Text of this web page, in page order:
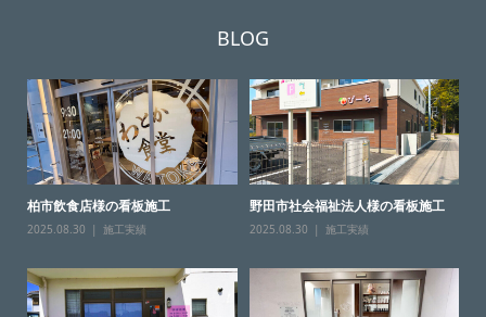
BLOG
柏市飲食店様の看板施工
2025.08.30 施工実績
野田市社会福祉法人様の看板施工
2025.08.30 施工実績